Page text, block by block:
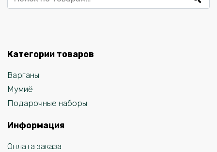
Категории товаров
Варганы
Мумиё
Подарочные наборы
Информация
Оплата заказа